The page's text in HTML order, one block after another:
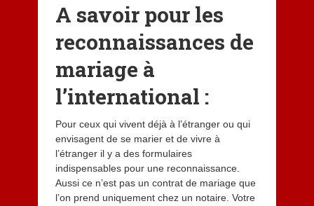
A savoir pour les
reconnaissances de
mariage à
l’international :
Pour ceux qui vivent déjà à l’étranger ou qui
envisagent de se marier et de vivre à
l’étranger il y a des formulaires
indispensables pour une reconnaissance.
Aussi ce n’est pas un contrat de mariage que
l’on prend uniquement chez un notaire. Votre